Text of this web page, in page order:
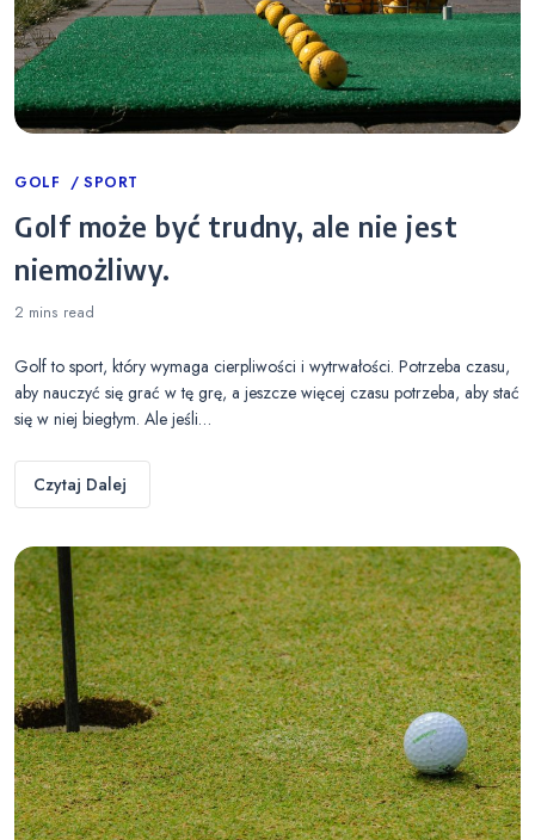
Categories
GOLF SPORT
Golf może być trudny, ale nie jest
niemożliwy.
2 mins read
Golf to sport, który wymaga cierpliwości i wytrwałości. Potrzeba czasu,
aby nauczyć się grać w tę grę, a jeszcze więcej czasu potrzeba, aby stać
się w niej biegłym. Ale jeśli…
Czytaj Dalej